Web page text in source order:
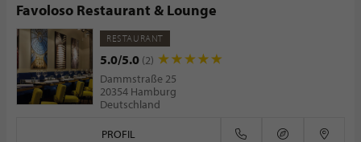
Favoloso Restaurant & Lounge
RESTAURANT
5.0/5.0 (2)
Dammstraße 25
20354 Hamburg
Deutschland
PROFIL